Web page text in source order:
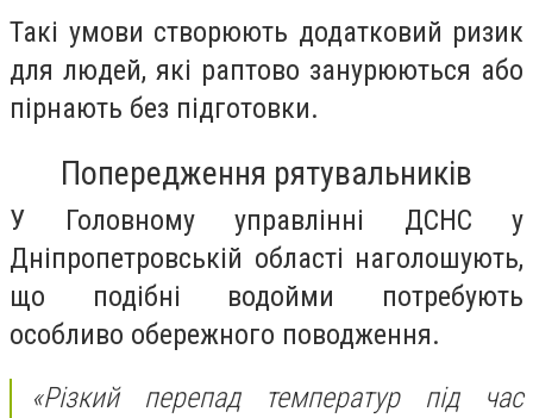
Такі умови створюють додатковий ризик
для людей, які раптово занурюються або
пірнають без підготовки.
Попередження рятувальників
У Головному управлінні ДСНС у
Дніпропетровській області наголошують,
що подібні водойми потребують
особливо обережного поводження.
«Різкий перепад температур під час